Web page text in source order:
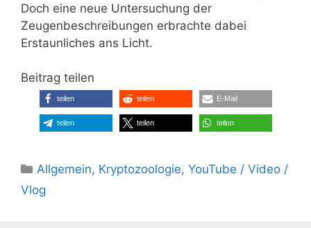
Doch eine neue Untersuchung der
Zeugenbeschreibungen erbrachte dabei
Erstaunliches ans Licht.
Beitrag teilen
teilen teilen E-Mail
teilen teilen teilen
Kategorien
Allgemein, Kryptozoologie,YouTube / Video /
Vlog